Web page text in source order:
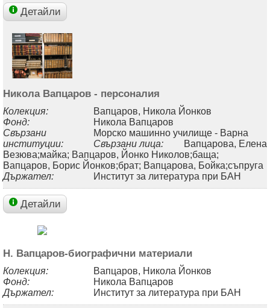
Детайли
Никола Вапцаров - персоналия
Колекция:
Вапцаров, Никола Йонков
Фонд:
Никола Вапцаров
Свързани
институции:
Морско машинно училище - Варна
Свързани лица:
Вапцарова, Елена
Везюва;майка; Вапцаров, Йонко Николов;баща;
Вапцаров, Борис Йонков;брат; Вапцарова, Бойка;съпруга
Държател:
Институт за литература при БАН
Детайли
Н. Вапцаров-биографични материали
Колекция:
Вапцаров, Никола Йонков
Фонд:
Никола Вапцаров
Държател:
Институт за литература при БАН